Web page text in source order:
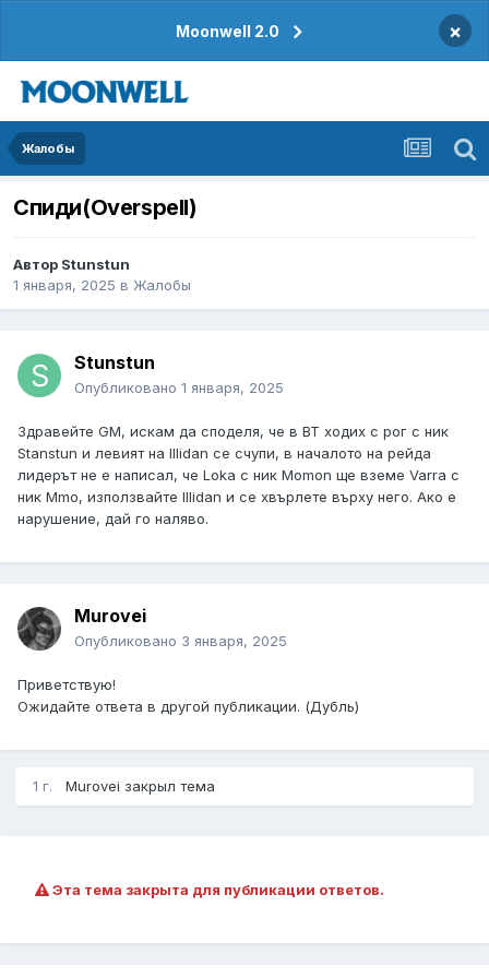
Moonwell 2.0 ×
Жалобы
Спиди(Overspell)
Автор Stunstun
1 января, 2025 в Жалобы
Stunstun
Опубликовано 1 января, 2025
Здравейте GM, искам да споделя, че в BT ходих с рог с ник
Stanstun и левият на Illidan се счупи, в началото на рейда
лидерът не е написал, че Loka с ник Momon ще вземе Varra с
ник Mmo, използвайте Illidan и се хвърлете върху него. Ако е
нарушение, дай го наляво.
Murovei
Опубликовано 3 января, 2025
Приветствую!
Ожидайте ответа в другой публикации. (Дубль)
1 г. Murovei закрыл тема
Эта тема закрыта для публикации ответов.